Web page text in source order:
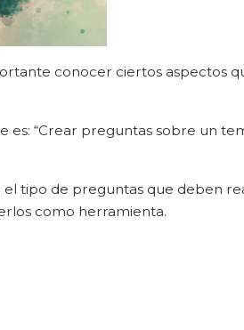
conocer ciertos aspectos
“Crear preguntas sobre un
tipo de preguntas que deben
como herramienta.